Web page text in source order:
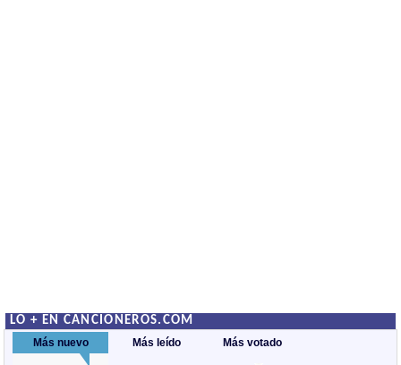
LO + EN CANCIONEROS.COM
Más nuevo Más leído Más votado